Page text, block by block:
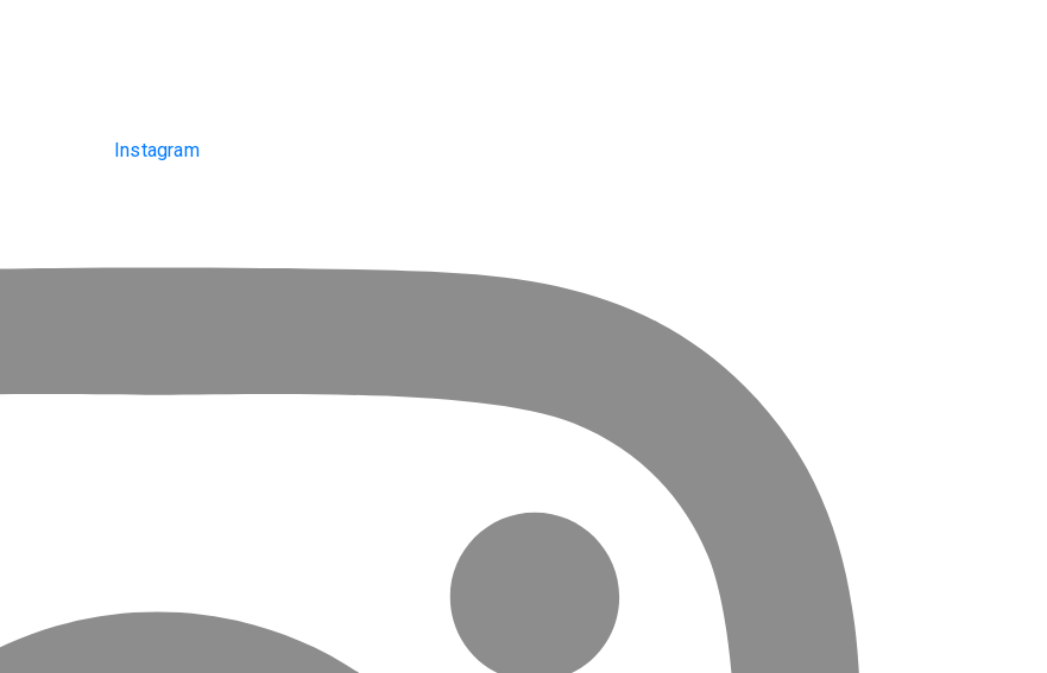
Instagram